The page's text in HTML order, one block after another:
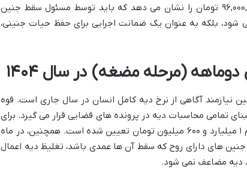
۶ درصد از این مبلغ خواهد بود. این عدد، مبلغ ۹۶,۰۰۰,۰۰۰ تومان را نشان می دهد که باید توسط مسئول سقط جنین
شود، بلکه به عنوان یک ضمانت اجرایی برای حفظ حیات جنینی،
(مرحله مضغه) در سال ۱۴۰۴
نیازمند آگاهی از نرخ دیه کامل انسان در سال جاری است. قوه
تمامی محاسبات دیه در پرونده های قضایی قرار می گیرد. برای
سال ۱۴۰۴، نرخ دیه کامل انسان در ماه های غیرحرام ۱ میلیارد و ۶۰۰ میلیون تومان تعیین شده است. همچنین، در ماه
جنین های دارای روح که سقط آن ها عمدی باشد، تغلیظ دیه اعمال
دیه مضاعف نمی شود.